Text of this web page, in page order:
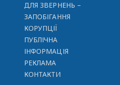
ДЛЯ ЗВЕРНЕНЬ –
ЗАПОБІГАННЯ
КОРУПЦІЇ
ПУБЛІЧНА
ІНФОРМАЦІЯ
РЕКЛАМА
КОНТАКТИ